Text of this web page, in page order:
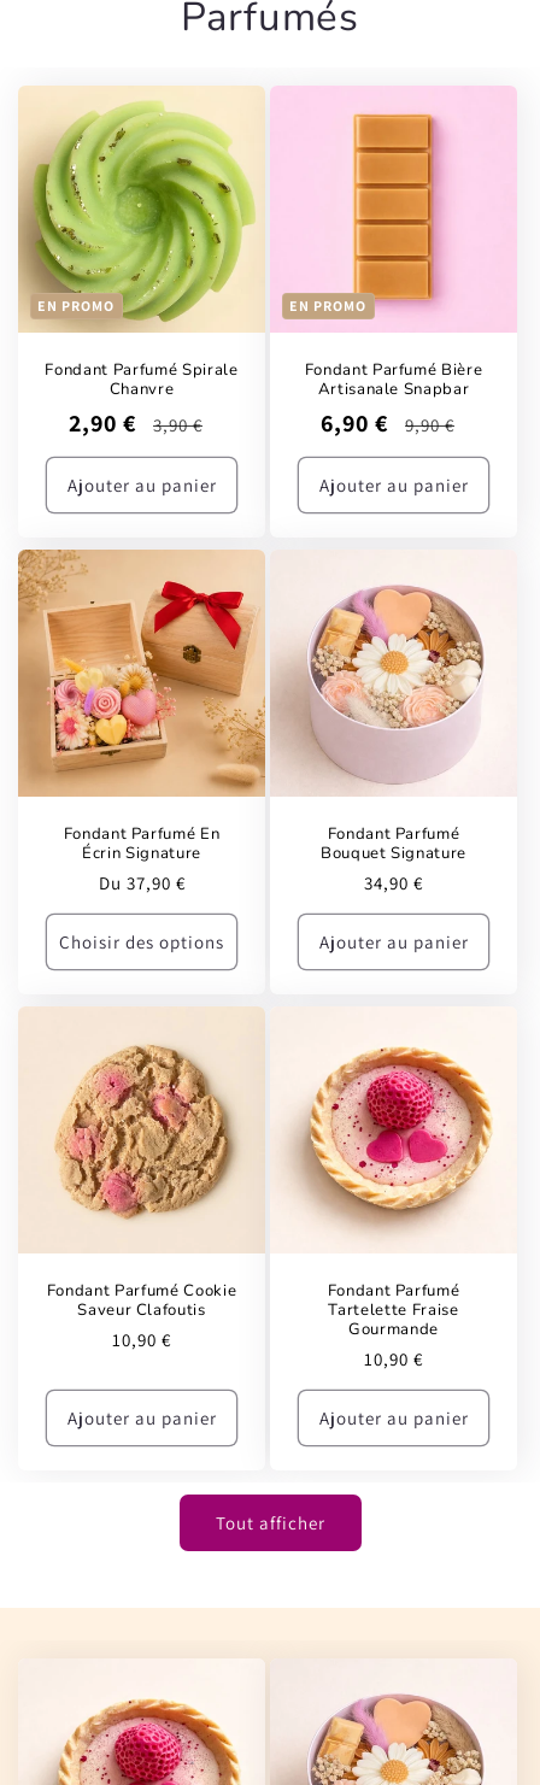
Parfumés
EN PROMO
Fondant Parfumé Spirale
Chanvre
Prix
2,90 €
Prix
3,90 €
Ajouter au panier
EN PROMO
Fondant Parfumé Bière
Artisanale Snapbar
Prix
6,90 €
Prix
9,90 €
Ajouter au panier
Fondant Parfumé En
Écrin Signature
Prix
habituel
Du 37,90 €
Choisir des options
Fondant Parfumé
Bouquet Signature
Prix
habituel
34,90 €
Ajouter au panier
Fondant Parfumé Cookie
Saveur Clafoutis
Prix
10,90 €
Ajouter au panier
Fondant Parfumé
Tartelette Fraise
Gourmande
Prix
habituel
10,90 €
Ajouter au panier
Tout afficher